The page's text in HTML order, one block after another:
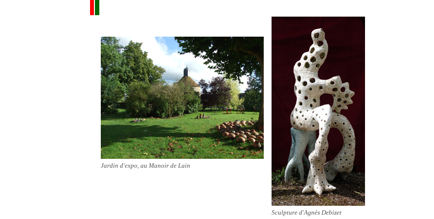
Jardin d'expo, au Manoir de Lain
Sculpture d'Agnès Debizet